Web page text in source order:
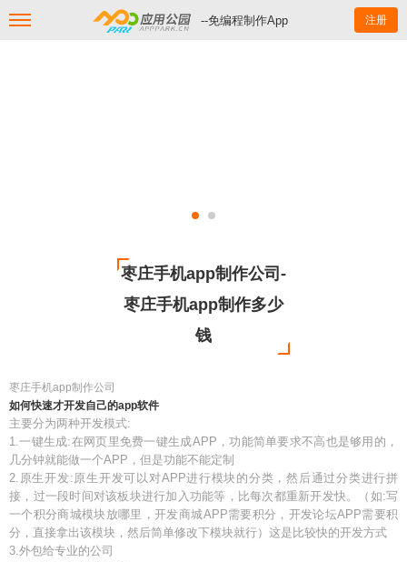
--免编程制作App 注册
枣庄手机app制作公司-
枣庄手机app制作多少
钱
枣庄手机app制作公司
如何快速才开发自己的app软件
主要分为两种开发模式:
1.一键生成:在网页里免费一键生成APP，功能简单要求不高也是够用的，
几分钟就能做一个APP，但是功能不能定制
2.原生开发:原生开发可以对APP进行模块的分类，然后通过分类进行拼
接，过一段时间对该板块进行加入功能等，比每次都重新开发快。（如:写
一个积分商城模块放哪里，开发商城APP需要积分，开发论坛APP需要积
分，直接拿出该模块，然后简单修改下模块就行）这是比较快的开发方式
3.外包给专业的公司